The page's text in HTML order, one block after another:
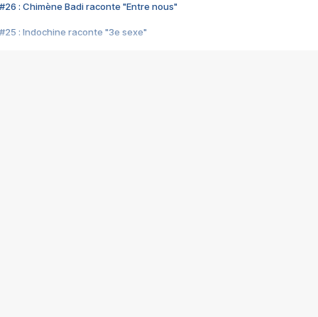
#26 : Chimène Badi raconte "Entre nous"
#25 : Indochine raconte "3e sexe"